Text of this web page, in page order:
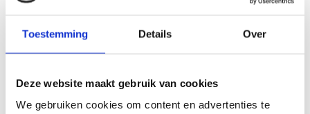
Toestemming Details Over
Deze website maakt gebruik van cookies
We gebruiken cookies om content en advertenties te
Écht leer:
Inkorten mogelijk:
Artikelcode: 391